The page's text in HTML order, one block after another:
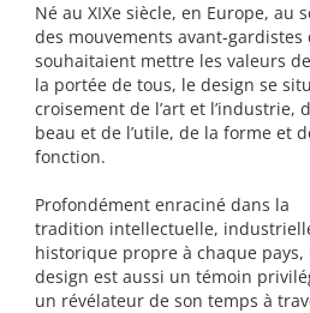
Né au XIXe siècle, en Europe, au
des mouvements avant-gardistes
souhaitaient mettre les valeurs de
la portée de tous, le design se
croisement de l’art et l’industrie,
beau et de l’utile, de la forme et
fonction.
Profondément enraciné dans la
tradition intellectuelle,
historique propre à chaque pays,
design est aussi un témoin
un révélateur de son temps à